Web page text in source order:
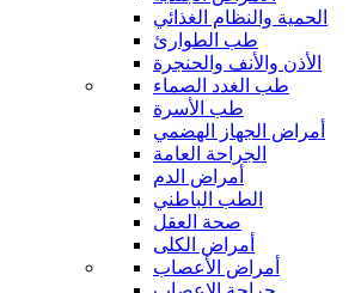
الحمية والنظام الغذائي
طب الطوارئ
الأذن والأنف والحنجرة
طب الغدد الصماء
طب الأسرة
أمراض الجهاز الهضمي
الجراحة العامة
أمراض الدم
الطب الباطني
صحة العقل
أمراض الكلى
أمراض الأعصاب